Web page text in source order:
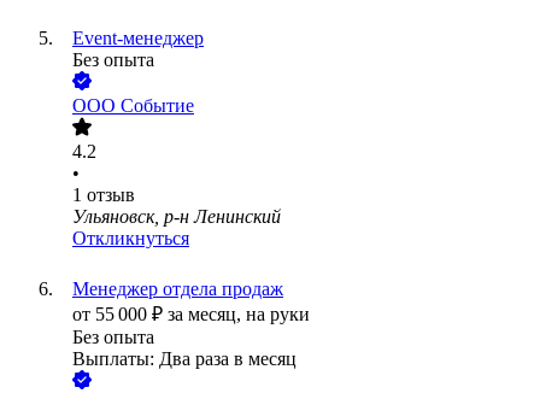
Event-менеджер
Без опыта
ООО Событие
4.2
•
1 отзыв
Ульяновск, р-н Ленинский
Откликнуться
Менеджер отдела продаж
от 55 000 ₽ за месяц, на руки
Без опыта
Выплаты: Два раза в месяц